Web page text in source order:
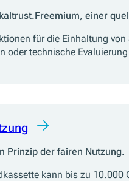
einer
für die Einhaltung
oder technische
Prinzip der fairen Nutzung.
kann bis zu